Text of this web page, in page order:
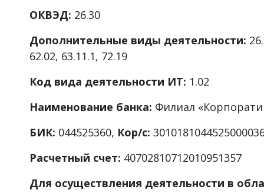
ОКВЭД: 26.30
Дополнительные виды деятельности:
62.02, 63.11.1, 72.19
Код вида деятельности ИТ: 1.02
Наименование банка: Филиал
БИК: 044525360, Кор/с:
Расчетный счет: 40702810712010951357
Для осуществления деятельности в